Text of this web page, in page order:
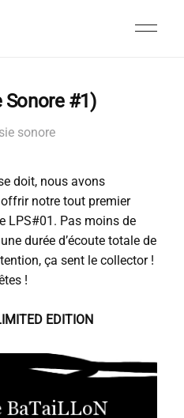
Sonore #1)
sonore
doit, nous avons
notre tout premier
LPS#01. Pas moins de
durée d’écoute totale de
ça sent le collector !
!
EDITION